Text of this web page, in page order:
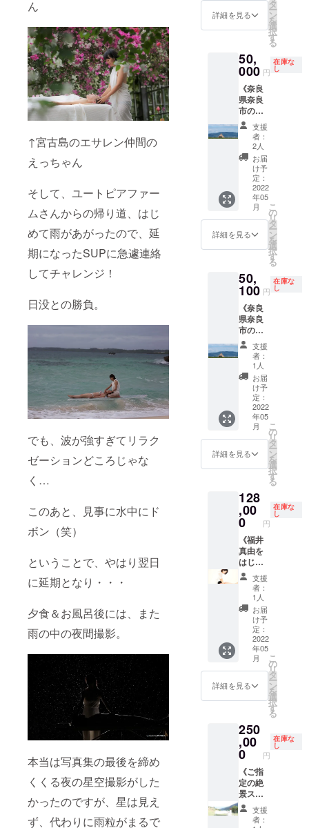
ん
↑宮古島のエサレン仲間の
えっちゃん
そして、ユートピアファー
ムさんからの帰り道、はじ
めて雨があがったので、延
期になったSUPに急遽連絡
してチャレンジ！
日没との勝負。
でも、波が強すぎてリラク
ゼーションどころじゃな
く…
このあと、見事に水中にド
ボン（笑）
ということで、やはり翌日
に延期となり・・・
夕食＆お風呂後には、また
雨の中の夜間撮影。
本当は写真集の最後を締め
くくる夜の星空撮影がした
かったのですが、星は見え
ず、代わりに雨粒がまるで
真・
フォト
複製、
転売、
譲渡、
二次利
用は一
切禁止
させて
いただ
きま
す。
※groun
dwork.c
are@g
mail.co
mから
をお届
けいた
（届い
ていな
いと思
わる時
は、
「迷惑
メール
フォル
ダ」を
ご確認
くださ
い。）
※「絶景
セラ
ビー」
＋「撮
でのメ
イキン
グフォ
トムー
ビー」
はMP4
形式の
ファイ
ルでお
渡しさ
せてい
ただき
※写真の
枚数、
やシー
ン等の
数は、
集まっ
た資金
に応じ
て変動
たしま
す。 ※
写真
集・写
真・
フォト
ムー
ビーの
転売、
譲渡、
切禁止
させて
いただ
きま
す。
※groun
dwork.c
are@g
mail.co
mから
メール
をお届
けいた
しま
す。
（届い
いと思
わる時
メール
フォル
ダ」を
ご確認
くださ
い。）
きま
す。 な
お、掲
要な場
合はそ
の旨を
ご記入
くださ
いま
せ。）
▶直筆
のサイ
ンを入
れてお
届けさ
せてい
ただき
ます。
（サイ
ンが必
欄」に
「サイ
ンな
し」と
お書き
添えく
ださ
い。）
【リ
ターン
内容】
・絶景
セラ
ピー写
真集
フォト
ブック
ブック
への直
筆サイ
ン入り
・写真
集への
お名前
掲載
分で一
度切れ
ますの
れ入り
ますが
再ログ
インし
ていた
だく形
になり
ます。
※お申し
込み時
の備考
欄に ・
セラピ
ストご
経験年
数 ・何
をメイ
ンにさ
れてい
どんな
ことを
学びた
いか を
御書き
添えく
ださ
い。
▶「写
真集制
作協力
支援
枠） 」
という
形でお
名前を
写真集
の最後
に掲載
させて
いただ
きま
す。
（掲載
名にご
指定が
ある場
合、リ
ターン
申込時
考欄」
にご記
載くだ
さい。
なお、
掲載が
不要な
場合は
その旨
をご記
入くだ
さいま
せ。）
【リ
ターン
内容】
・福井
真由の
エサレ
サージ
（１０
０分）
・わた
くし福
井真由
と受け
た方か
らのお
礼メッ
セージ
（メー
ルまた
は動
画） ・
写真集
お名前
掲載
（母子
支援
エサレ
ンマッ
サージ
は、２
０２２
年１月
以降で
施術の
ご予約
くこと
が条件
ます
が、 今
後私が
出向く
先々
で、タ
イミン
グよく
施術を
お受け
いただ
ける場
合など
がござ
いまし
たら、
場所は
大阪市
鶴見区
ずお受
けいた
だける
場合も
ござい
ます。
（出来
る限り
柔軟に
対応い
たしま
す。）
※現行価
格：エ
サレン
100分
￥1650
0（税
込） 今
様々な
活動を
行って
いく中
で、施
術料金
をUPす
る可能
性もご
ざいま
すが、
今回の
クラ
ファン
でご支
援いた
だいた
分に関
しまし
ては、
は追加
料金な
しでお
受けい
ただけ
ます。
ド、タ
オル、
景セラ
ピーを
行うに
あたっ
ての設
備等 ・
「写真
集制作
協力
（セラ
ピスト
枠）」
という
形で、
お名前
集の最
後に掲
だきま
す。
（掲載
名にご
指定が
ある場
合、リ
ターン
申込時
の「備
考欄」
にご記
載くだ
さい。
合、お
申込時
前で掲
載させ
ていだ
きま
す。 な
お、掲
載が不
要な場
合はそ
の旨を
ご記入
くださ
いま
せ。）
※カメラ
マンの
せん。
※撮影
たくし
福井真
由が撮
影した
後に、
同じロ
ケー
ション
で撮影
させて
・私は
映らな
も、身
体の一
で顔は
移らな
い とい
うスタ
ンスで
撮影い
たしま
す。 リ
ラク
ゼー
ション
業界の
けにら
ず、他
野の商
品もお
受けい
たしま
す！
（アウ
トド
ア、ア
パレ
ル、飲
食な
ど・・
・） ※
撮影イ
メージ
要望を
お伺い
能で
す。 ※
基本的
にJPEG
データ
でのお
渡しと
なりま
す。
（RAW
データ
が必要
な場合
は別途
お申し
付けく
い。）
※基本的
なしで
のお渡
しとな
りま
す。
（レ
タッチ
が必要
な場合
で足を
運んで
らご希
望者に
トリー
トメン
トをレ
ク
チャー
させて
いただ
きま
す。 ト
リート
メント
はどな
無料で
参加で
れてい
ただい
た方々
をペア
とし
て、ハ
ンドト
リート
メント
をしあ
えるよ
うレク
チャー
させて
いただ
す。 例
えば、
さん、
お父さ
ん、お
じい
ちゃ
ん、お
ばあ
ちゃん
のため
にお好
みのブ
レンド
オイル
を作っ
て、ハ
ンド
サージ
をす
レンド
オイ
ル」と
は、
ベース
となる
「キャ
リアオ
イル」
す！ 普
環境…
しかも
絶景で
トリー
トメン
トを行
うの
で、正
直、大
変なこ
ともあ
りま
す。 た
だ、
はっき
り言っ
て、
す！
色々と
たり、
セッ
ション
した
り、ロ
ケを通
して、
一生思
い出に
残るか
けがえ
のない
一緒に
してみ
リター
ンに含
まれる
絶景セ
ラピー
同行権
（１名
様） ・
絶景セ
ラピー
シーン
の写真
撮影 ・
マッ
サージ
ド、タ
オル、
景セラ
ピーを
行うに
ての設
備等 ・
「写真
集制作
協力
動をた
だただ
応援し
さる方
がい
らっ
しゃい
ました
ら、ど
うぞ宜
しくお
願い致
します
(__)
【リ
ターン
の内
容】 ・
福井真
由から
（電
話・ビ
デオ通
話・オ
リジナ
ルお礼
動画・
メール
からお
選びく
ださ
い。）
・「絶
景セラ
ピー デ
ジタル
写真
ピー
フォト
ムー
ビー」
＆「撮
影ロケ
でのメ
イキン
グフォ
トムー
ビー」
・「写
真集制
作協力
（特別
協力
枠） 」
という
集の最
後に掲
載させ
ていた
だきま
す。 ・
当店HP
のブロ
グでご
詳細を見る
タ
ー
ン
を
選
択
す
る
50,
000 円
在庫な
し
《奈良
県奈良
市の絶
景キャ
ンプ場
で絶景
エサレ
ンマッ
サージ
をさせ
ていた
だきま
す！》
奈良市
に新し
くでき
キャン
プ場
「OIWA
KE
PARK
（追分
パー
ク）」
様で絶
景エサ
レン
マッ
サージ
をさせ
ていた
だきま
す！ 日
月以降
でご都
合のよ
い日時
でスケ
ジュー
ルを組
ませて
いただ
き（１
１時～
１６時
の間で
定）、
当店の
キャン
ピング
ングを
広げる
形（写
真５枚
目参
照）で
トリー
トメン
トをさ
支援
者：
2人
お届
け予
定：
2022
年05
月
詳細を見る
こ
の
リ
タ
ー
ン
を
選
択
す
る
50,
100 円
在庫な
し
《奈良
県奈良
市の絶
景キャ
ンプ場
で絶景
エサレ
ンマッ
サージ
をさせ
ていた
だきま
す！》
奈良市
に新し
くでき
キャン
プ場
「OIWA
KE
PARK
（追分
パー
ク）」
様で絶
景エサ
レン
マッ
サージ
をさせ
ていた
だきま
す！ 日
時は、
２０２
２年５
でご都
合のよ
い日時
でスケ
ジュー
ルを組
ませて
いただ
き（１
支援
者：
1人
お届
け予
定：
2022
年05
月
詳細を見る
こ
の
リ
タ
ー
ン
を
選
択
す
る
128
,00
0 円
在庫な
し
《福井
真由を
はじ
め、セ
ラピス
トから
の御礼
メッ
セージ
を動画
にてお
届け！
オイル
マッ
サージ
１Day
を受講
者お一
人３０
００円
で開催
させて
いただ
きま
す。＋
支援
者：
1人
お届
け予
定：
2022
年05
月
詳細を見る
こ
の
リ
タ
ー
ン
を
選
択
す
る
250
,00
0 円
在庫な
し
《ご指
定の絶
景ス
ポット
に出張
支援
者：